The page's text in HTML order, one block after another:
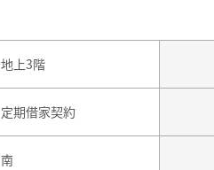
地上3階
定期借家契約
南